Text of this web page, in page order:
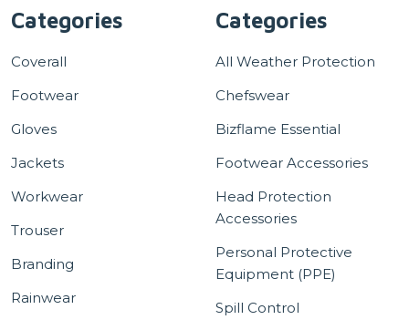
Categories
Coverall
Footwear
Gloves
Jackets
Workwear
Trouser
Branding
Rainwear
Categories
All Weather Protection
Chefswear
Bizflame Essential
Footwear Accessories
Head Protection
Accessories
Personal Protective
Equipment (PPE)
Spill Control